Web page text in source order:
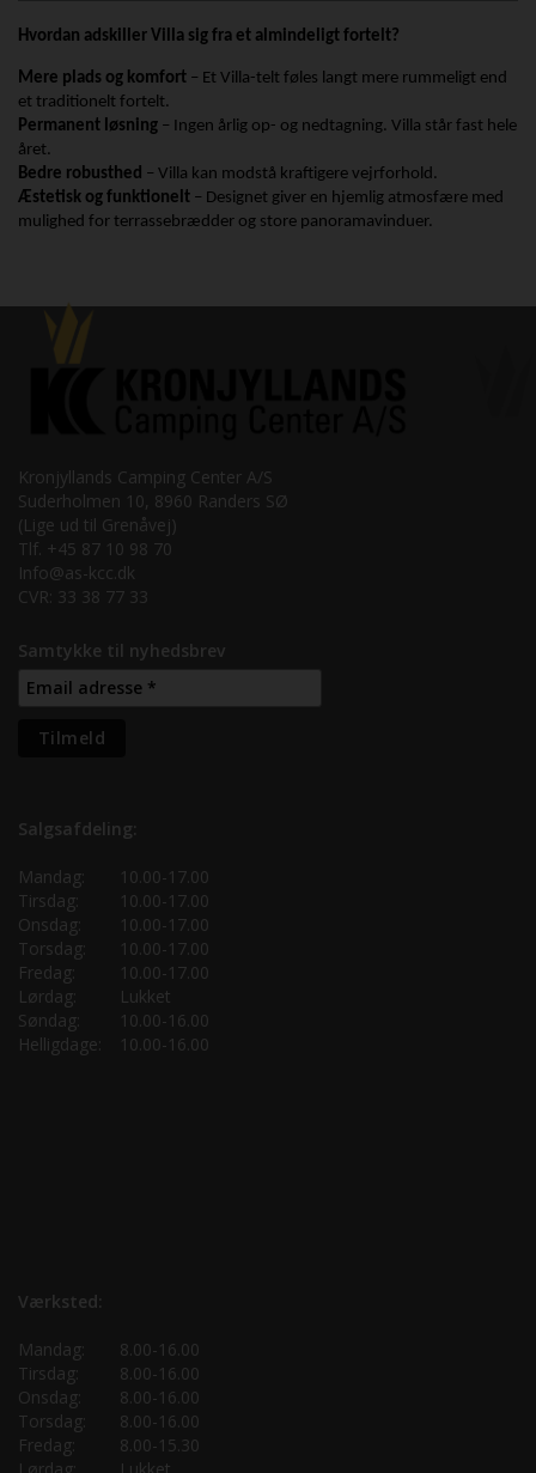
Hvordan adskiller Villa sig fra et almindeligt fortelt?
Mere plads og komfort – Et Villa-telt føles langt mere rummeligt end
et traditionelt fortelt.
Permanent løsning – Ingen årlig op- og nedtagning. Villa står fast hele
året.
Bedre robusthed – Villa kan modstå kraftigere vejrforhold.
Æstetisk og funktionelt – Designet giver en hjemlig atmosfære med
mulighed for terrassebrædder og store panoramavinduer.
Kronjyllands Camping Center A/S
Suderholmen 10, 8960 Randers SØ
(Lige ud til Grenåvej)
Tlf. +45 87 10 98 70
Info@as-kcc.dk
CVR: 33 38 77 33
Samtykke til nyhedsbrev
Salgsafdeling:
Mandag:
10.00-17.00
Tirsdag:
10.00-17.00
Onsdag:
10.00-17.00
Torsdag:
10.00-17.00
Fredag:
10.00-17.00
Lørdag:
Lukket
Søndag:
10.00-16.00
Helligdage:
10.00-16.00
Værksted:
Mandag:
8.00-16.00
Tirsdag:
8.00-16.00
Onsdag:
8.00-16.00
Torsdag:
8.00-16.00
Fredag:
8.00-15.30
Lørdag:
Lukket